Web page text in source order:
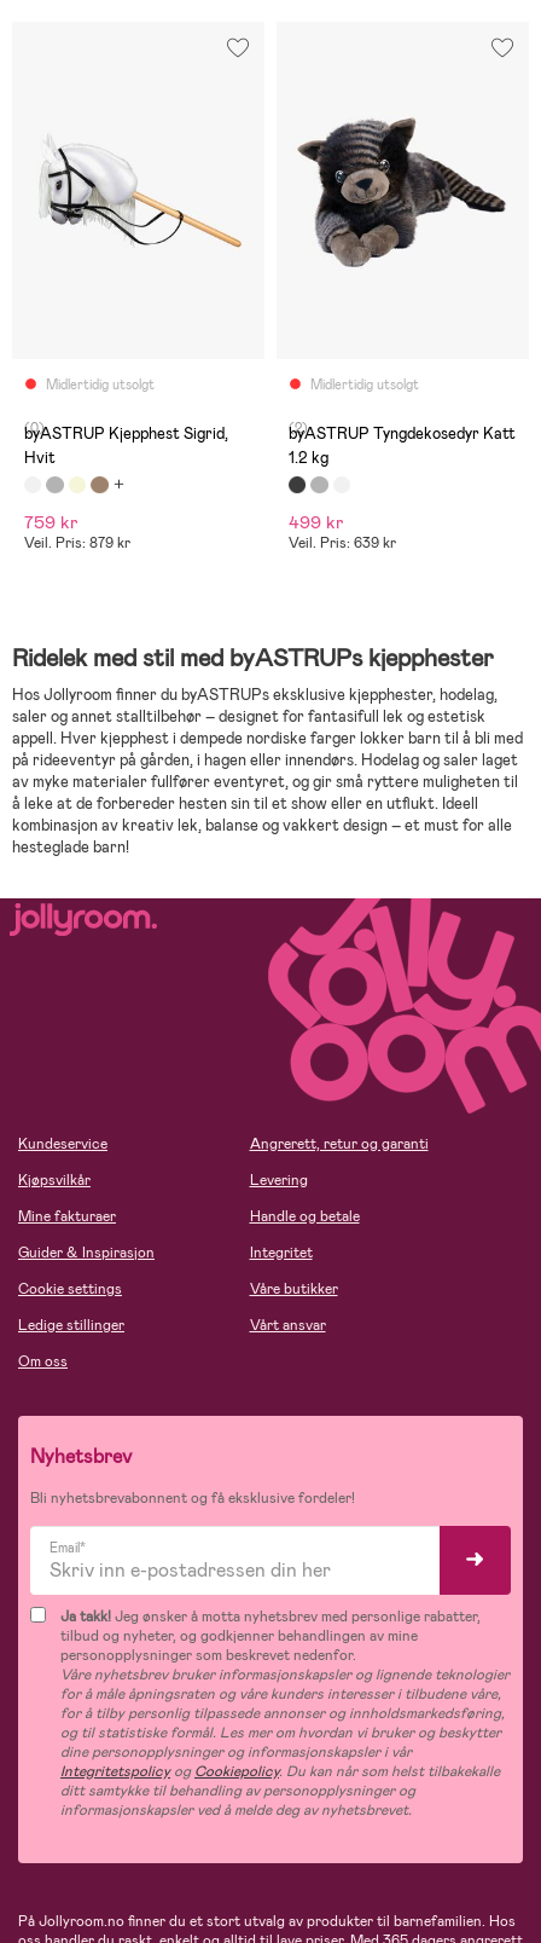
Midlertidig utsolgt
(0)
byASTRUP Kjepphest Sigrid,
Hvit
759 kr
Veil. Pris: 879 kr
Midlertidig utsolgt
(2)
byASTRUP Tyngdekosedyr Katt
1.2 kg
499 kr
Veil. Pris: 639 kr
Ridelek med stil med byASTRUPs kjepphester
Hos Jollyroom finner du byASTRUPs eksklusive kjepphester, hodelag,
saler og annet stalltilbehør – designet for fantasifull lek og estetisk
appell. Hver kjepphest i dempede nordiske farger lokker barn til å bli med
på rideeventyr på gården, i hagen eller innendørs. Hodelag og saler laget
av myke materialer fullfører eventyret, og gir små ryttere muligheten til
å leke at de forbereder hesten sin til et show eller en utflukt. Ideell
kombinasjon av kreativ lek, balanse og vakkert design – et must for alle
hesteglade barn!
Kundeservice
Kjøpsvilkår
Mine fakturaer
Guider & Inspirasjon
Cookie settings
Ledige stillinger
Om oss
Angrerett, retur og garanti
Levering
Handle og betale
Integritet
Våre butikker
Vårt ansvar
Nyhetsbrev
Bli nyhetsbrevabonnent og få eksklusive fordeler!
Email*
Ja takk!Jeg ønsker å motta nyhetsbrev med personlige rabatter,
tilbud og nyheter, og godkjenner behandlingen av mine
personopplysninger som beskrevet nedenfor.
Våre nyhetsbrev bruker informasjonskapsler og lignende teknologier
for å måle åpningsraten og våre kunders interesser i tilbudene våre,
for å tilby personlig tilpassede annonser og innholdsmarkedsføring,
og til statistiske formål. Les mer om hvordan vi bruker og beskytter
dine personopplysninger og informasjonskapsler i vår
IntegritetspolicyogCookiepolicy. Du kan når som helst tilbakekalle
ditt samtykke til behandling av personopplysninger og
informasjonskapsler ved å melde deg av nyhetsbrevet.
På Jollyroom.no finner du et stort utvalg av produkter til barnefamilien. Hos